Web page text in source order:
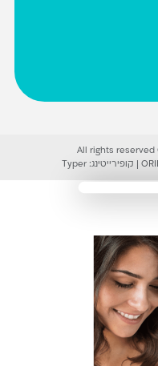
All rights reserved
קופירייטינג: Typer